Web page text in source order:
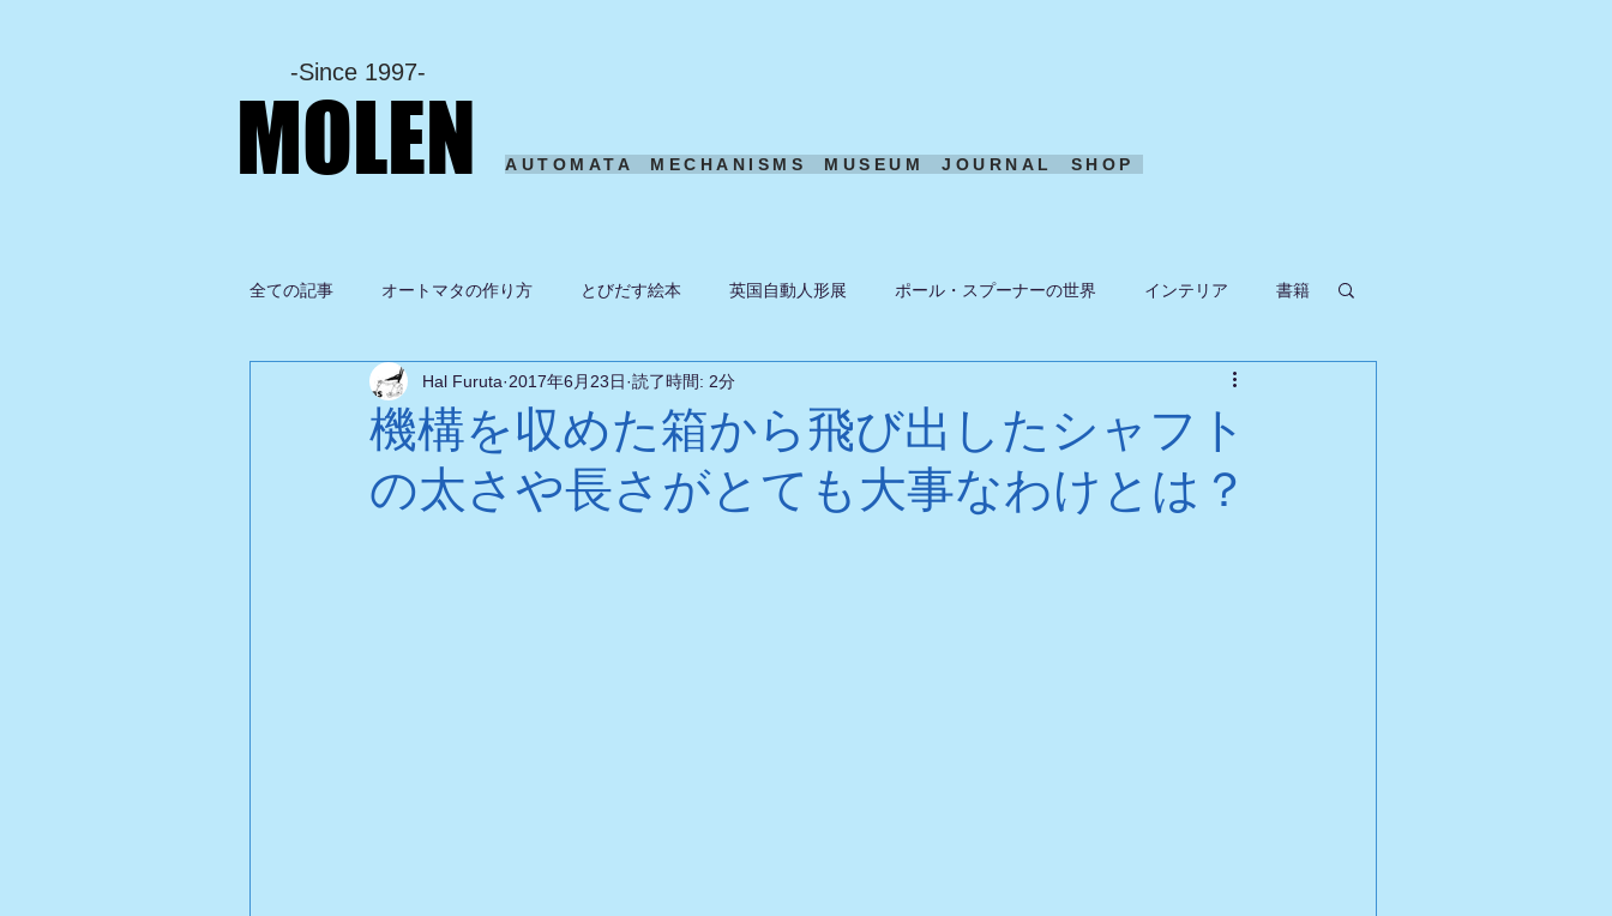
-Since 1997-
MOLEN AUTOMATA MECHANISMS MUSEUM JOURNAL SHOP
全ての記事 オートマタの作り方 とびだす絵本 英国自動人形展 ポール・スプーナーの世界 インテリア 書籍
グルメ ドローン ある日の風景
機構を収めた箱から飛び出したシャフト
の太さや長さがとても大事なわけとは？
Hal Furuta 2017年6月23日 読了時間: 2分